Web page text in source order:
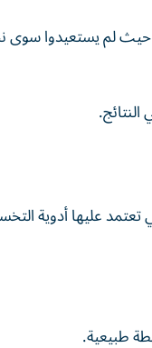
تعتمد عليها أدوية
طبيعية.